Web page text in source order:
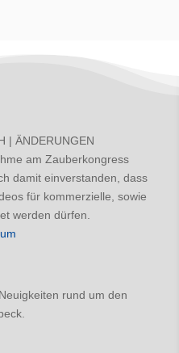
| ÄNDERUNGEN
am Zauberkongress
damit einverstanden, dass
für kommerzielle, sowie
werden dürfen.
rund um den